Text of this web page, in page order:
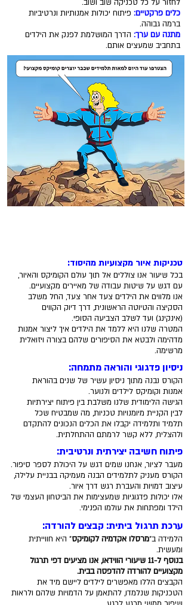
לחזור על כל טכניקה שוב ושוב.
​כלים פרקטיים: פיתוח יכולות אמנותיות ונרטיביות
ברמה גבוהה.
​מתנה עם ערך: הדרך המושלמת לפנק את הילדים
בתחביב שמעצים אותם.
טכניקות איור מקצועיות מהיסוד:
בכל שיעור אנו צוללים אל תוך עולם הקומיקס והאיור,
עם דגש על שיטות עבודה של מאיירים מקצועיים.
אנו מלווים את הילדים צעד אחר צעד, החל משלב
הסקיצה והטיוטה הראשונית, דרך דיוק הקווים
(אינקינג) ועד לשלב הצביעה הסופי.
המטרה שלנו היא ללמד את הילדים איך ליצור אמנות
מדהימה ולבטא את הסיפורים שלהם בצורה ויזואלית
מרשימה.
ניסיון פדגוגי והוראה מתמחה:
הקורס נבנה מתוך ניסיון עשיר של שנים בהוראת
אמנות וקומיקס לילדים ולנוער.
הגישה הלימודית שלנו משלבת בין פיתוח יצירתיות
לבין הקניית מיומנויות טכניות, מה שמבטיח שכל
תלמיד ותלמידה יקבלו את הכלים הנכונים להתקדם
ולהצליח, ללא קשר לרמתם ההתחלתית.
פיתוח חשיבה יצירתית ונרטיבית:
מעבר לציור, אנחנו שמים דגש על היכולת לספר סיפור.
הקורס מעניק לתלמידים הבנה מעמיקה בבניית עלילה,
עיצוב דמויות והעברת רגש דרך איור.
אלו יכולות פדגוגיות שמעצימות את הביטחון העצמי של
הילד ומפתחות את עולמו הפנימי.
ערכת תרגול ביתית: קבצים להורדה:
הלמידה ב"מרסלו אקדמיה לקומיקס" היא חווייתית
ומעשית.
בנוסף ל-11 שיעורי הווידאו, אנו מציעים דפי תרגול
מקצועיים להורדה להדפסה בבית.
הקבצים הללו מאפשרים לילדים ליישם מיד את
הטכניקות שנלמדו, להתאמן על הדמויות שלהם ולראות